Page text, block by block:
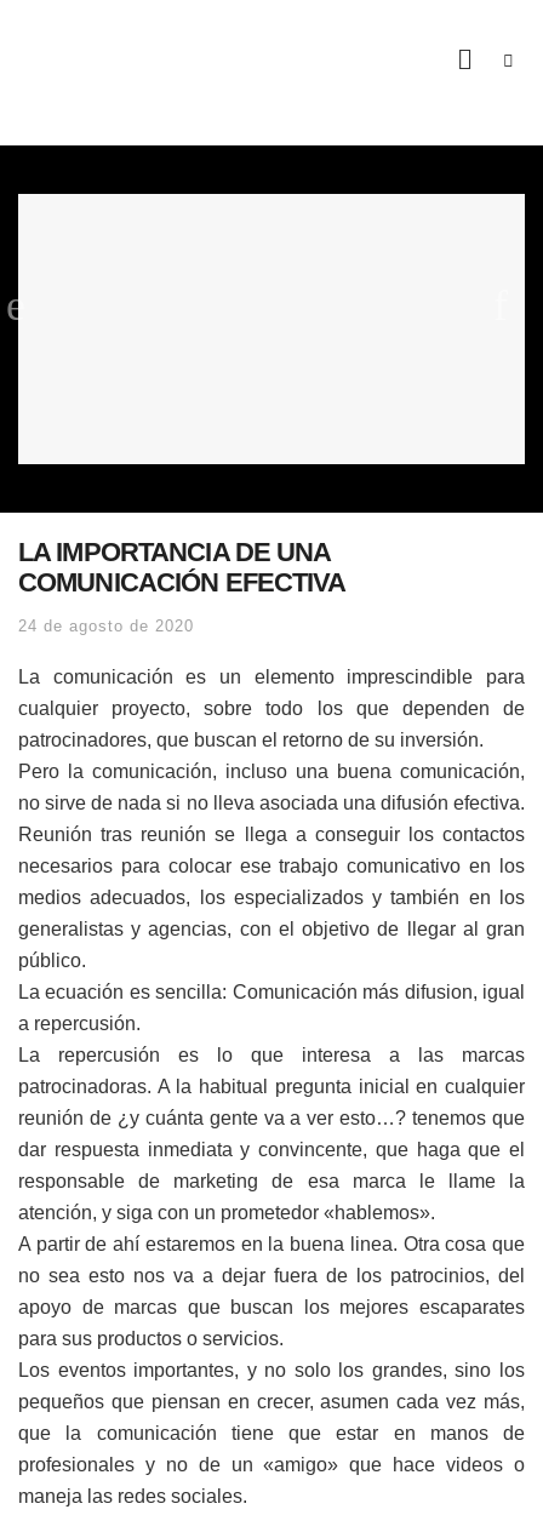
LA IMPORTANCIA DE UNA
COMUNICACIÓN EFECTIVA
24 de agosto de 2020
La comunicación es un elemento imprescindible para
cualquier proyecto, sobre todo los que dependen de
patrocinadores, que buscan el retorno de su inversión.
Pero la comunicación, incluso una buena comunicación,
no sirve de nada si no lleva asociada una difusión efectiva.
Reunión tras reunión se llega a conseguir los contactos
necesarios para colocar ese trabajo comunicativo en los
medios adecuados, los especializados y también en los
generalistas y agencias, con el objetivo de llegar al gran
público.
La ecuación es sencilla: Comunicación más difusion, igual
a repercusión.
La repercusión es lo que interesa a las marcas
patrocinadoras. A la habitual pregunta inicial en cualquier
reunión de ¿y cuánta gente va a ver esto…? tenemos que
dar respuesta inmediata y convincente, que haga que el
responsable de marketing de esa marca le llame la
atención, y siga con un prometedor «hablemos».
A partir de ahí estaremos en la buena linea. Otra cosa que
no sea esto nos va a dejar fuera de los patrocinios, del
apoyo de marcas que buscan los mejores escaparates
para sus productos o servicios.
Los eventos importantes, y no solo los grandes, sino los
pequeños que piensan en crecer, asumen cada vez más,
que la comunicación tiene que estar en manos de
profesionales y no de un «amigo» que hace videos o
maneja las redes sociales.